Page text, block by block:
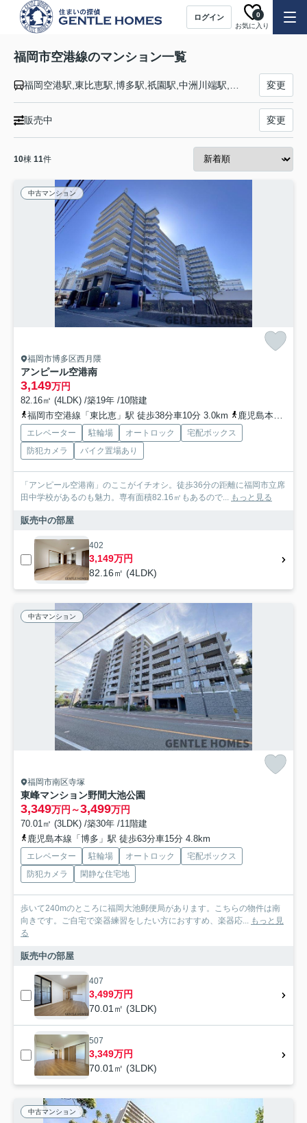
ログイン
お気に入り
0
福岡市空港線のマンション一覧
変更
販売中 変更
10棟 11件
中古マンション
福岡市博多区西月隈
アンピール空港南
3,149万円
82.16㎡ (4LDK) /築19年 /10階建
福岡市空港線「東比恵」駅 徒歩38分車10分 3.0km
鹿児島本線「博多」駅 徒歩51分車15分 4.4km
エレベーター 駐輪場 オートロック
宅配ボックス
防犯カメラ
バイク置場あり
「アンピール空港南」のここがイチオシ。徒歩36分の距離に福岡市立席
田中学校があるのも魅力。専有面積82.16㎡もあるので... もっと見る
販売中の部屋
402
3,149万円
82.16㎡ (4LDK)
中古マンション
福岡市南区寺塚
東峰マンション野間大池公園
3,349万円～3,499万円
70.01㎡ (3LDK) /築30年 /11階建
鹿児島本線「博多」駅 徒歩63分車15分 4.8km
エレベーター 駐輪場 オートロック
宅配ボックス
防犯カメラ
閑静な住宅地
歩いて240mのところに福岡大池郵便局があります。こちらの物件は南
向きです。ご自宅で楽器練習をしたい方におすすめ、楽器応... もっと見
る
販売中の部屋
407
3,499万円
70.01㎡ (3LDK)
507
3,349万円
70.01㎡ (3LDK)
中古マンション